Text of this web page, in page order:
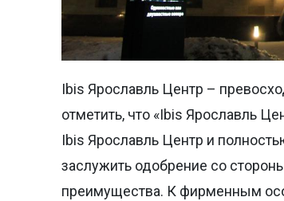
Ibis Ярославль Центр –
отметить, что «Ibis Ярославль
Ibis Ярославль Центр и
заслужить одобрение со
преимущества. К фирменным